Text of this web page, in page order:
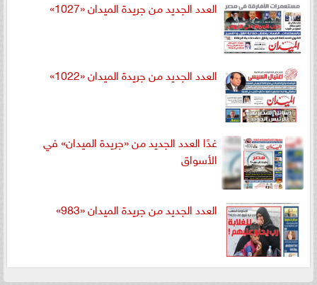
العدد الجديد من جريدة الميدان «1027»
العدد الجديد من جريدة الميدان «1022»
غدًا العدد الجديد من «جريدة الميدان» في
الأسواق
العدد الجديد من جريدة الميدان «983»